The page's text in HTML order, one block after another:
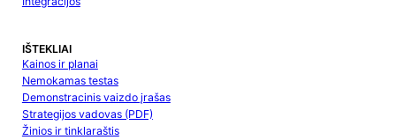
IŠTEKLIAI
Kainos ir planai
Nemokamas testas
Demonstracinis vaizdo įrašas
Strategijos vadovas (PDF)
Žinios ir tinklaraštis